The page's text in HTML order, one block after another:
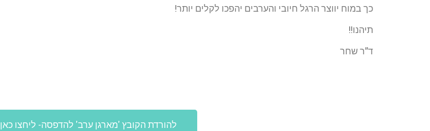
כך במוח יווצר הרגל חיובי והערבים יהפכו לקלים יותר!
תיהנו!!
ד”ר שחר
להורדת הקובץ 'מארגן ערב' להדפסה- ליחצו כאן